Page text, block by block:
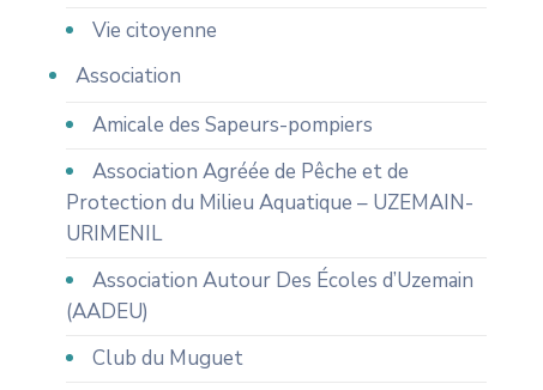
Vie citoyenne
Association
Amicale des Sapeurs-pompiers
Association Agréée de Pêche et de
Protection du Milieu Aquatique – UZEMAIN-
URIMENIL
Association Autour Des Écoles d’Uzemain
(AADEU)
Club du Muguet